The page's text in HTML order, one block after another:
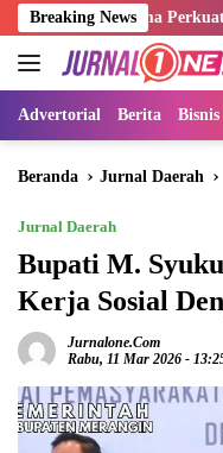
Langsung
ke
konten
Breaking News
Rama Perkuat TKM lewat
Advertorial Berita Bisnis
Beranda Jurnal Daerah
Jurnal Daerah
Bupati M.
Kerja Sosial
Jurnalone.com
Rabu, 11 Mar 2026 -